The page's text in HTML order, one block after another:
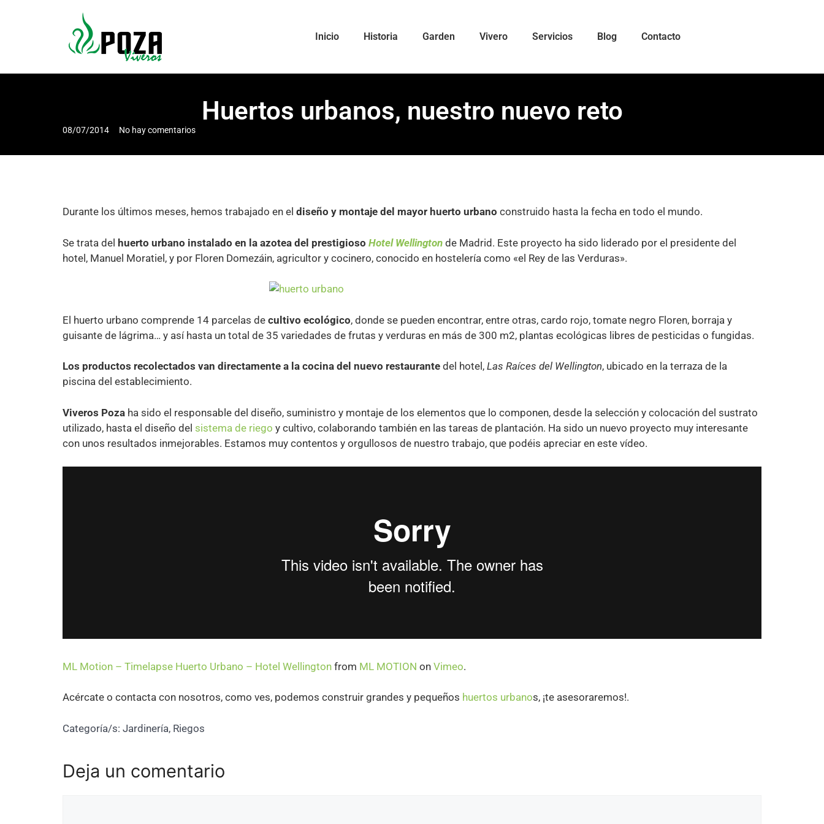
Inicio Historia Garden Vivero Servicios Blog Contacto
Huertos urbanos, nuestro nuevo reto
08/07/2014 No hay comentarios
Durante los últimos meses, hemos trabajado en el diseño y montaje del mayor huerto urbano construido hasta la fecha en todo el mundo.
Se trata del huerto urbano instalado en la azotea del prestigioso Hotel Wellington de Madrid. Este proyecto ha sido liderado por el presidente del
hotel, Manuel Moratiel, y por Floren Domezáin, agricultor y cocinero, conocido en hostelería como «el Rey de las Verduras».
El huerto urbano comprende 14 parcelas de cultivo ecológico, donde se pueden encontrar, entre otras, cardo rojo, tomate negro Floren, borraja y
guisante de lágrima… y así hasta un total de 35 variedades de frutas y verduras en más de 300 m2, plantas ecológicas libres de pesticidas o fungidas.
Los productos recolectados van directamente a la cocina del nuevo restaurante del hotel, Las Raíces del Wellington, ubicado en la terraza de la
piscina del establecimiento.
Viveros Poza ha sido el responsable del diseño, suministro y montaje de los elementos que lo componen, desde la selección y colocación del sustrato
utilizado, hasta el diseño del sistema de riego y cultivo, colaborando también en las tareas de plantación. Ha sido un nuevo proyecto muy interesante
con unos resultados inmejorables. Estamos muy contentos y orgullosos de nuestro trabajo, que podéis apreciar en este vídeo.
ML Motion – Timelapse Huerto Urbano – Hotel Wellington from ML MOTION on Vimeo.
Acércate o contacta con nosotros, como ves, podemos construir grandes y pequeños huertos urbanos, ¡te asesoraremos!.
Categoría/s: Jardinería, Riegos
Deja un comentario